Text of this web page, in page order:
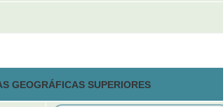
GEOGRÁFICAS SUPERIORES